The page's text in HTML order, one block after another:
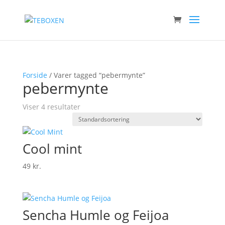
Forside / Varer tagged “pebermynte”
pebermynte
Viser 4 resultater
Cool mint
49 kr.
Sencha Humle og Feijoa